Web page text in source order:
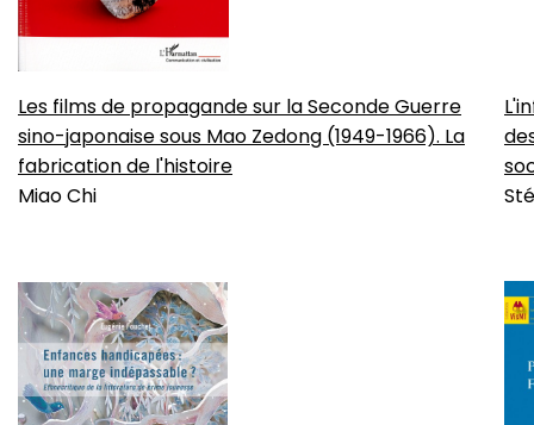
Les films de propagande sur la Seconde Guerre
sino-japonaise sous Mao Zedong (1949-1966). La
fabrication de l'histoire
Miao Chi